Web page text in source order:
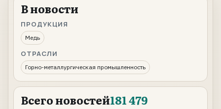
В новости
ПРОДУКЦИЯ
Медь
ОТРАСЛИ
Горно-металлургическая промышленность
Всего новостей181 479